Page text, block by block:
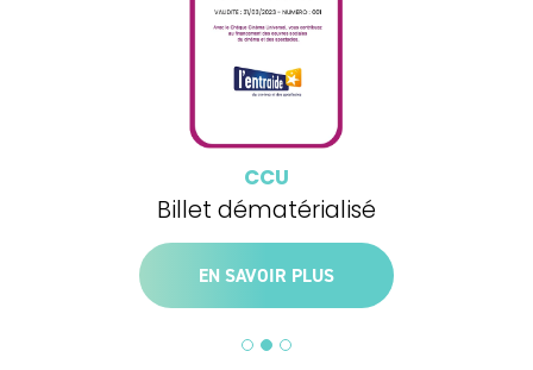
CCU
Billet personnalisé
EN SAVOIR PLUS